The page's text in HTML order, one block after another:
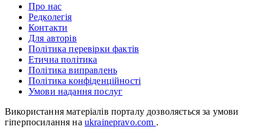
Про нас
Редколегія
Контакти
Для авторів
Політика перевірки фактів
Етична політика
Політика виправлень
Політика конфіденційності
Умови надання послуг
Використання матеріалів порталу дозволяється за умови
гіперпосилання на ukrainepravo.com .